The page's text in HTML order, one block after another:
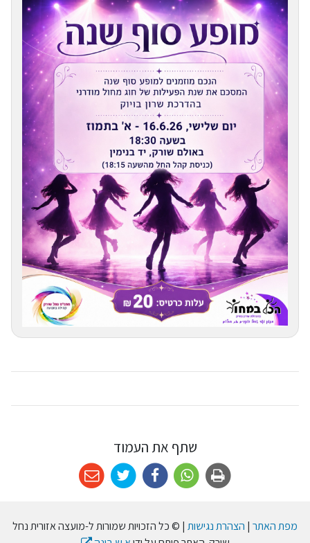
שתף את העמוד
מפת האתר | הצהרת נגישות | © כל הזכויות שמורות ל-מועצה אזורית נחל